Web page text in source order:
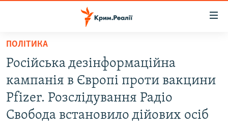
Перейти
основного
матеріалу
Перейти
до
основної
ВІДЕО ТА ФОТО
ПОЛІТИКА
ПОЛІТИКА
Російська дезінформаційна
кампанія в Європі проти вакцини
Pfizer. Розслідування Радіо
Свобода встановило дійових осіб